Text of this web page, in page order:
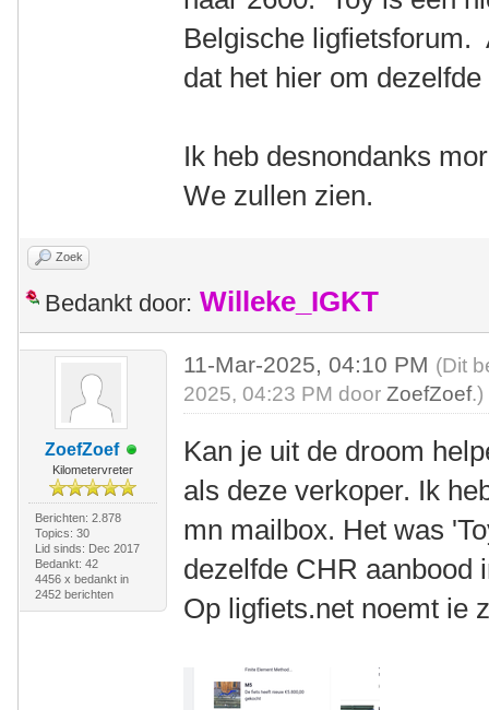
Belgische
dat het hier om
Ik heb desnondanks
We zullen zien.
Zoek
Bedankt door: Willeke_IGKT
ZoefZoef
Kilometervreter
Berichten: 2.878
Topics: 30
Lid sinds: Dec 2017
Bedankt: 42
4456 x bedankt in
2452 berichten
11-Mar-2025, 04:10 PM (Dit
2025, 04:23 PM doorZoefZoef.)
Kan je uit de droom
als deze verkoper. Ik
mn mailbox. Het was
dezelfde CHR
Op ligfiets.net noemt ie